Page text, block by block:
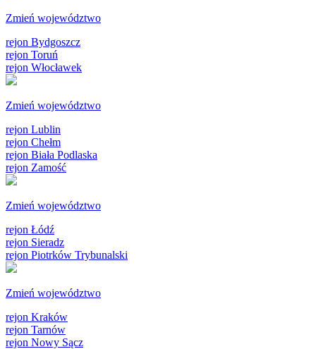
Zmień województwo
rejon Bydgoszcz
rejon Toruń
rejon Włocławek
Zmień województwo
rejon Lublin
rejon Chełm
rejon Biała Podlaska
rejon Zamość
Zmień województwo
rejon Łódź
rejon Sieradz
rejon Piotrków Trybunalski
Zmień województwo
rejon Kraków
rejon Tarnów
rejon Nowy Sącz